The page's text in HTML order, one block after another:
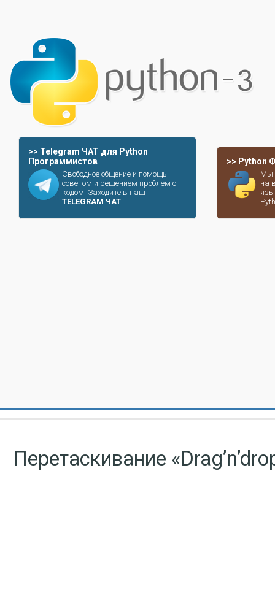
>> Telegram ЧАТ для Python
Программистов
Свободное общение и помощь
советом и решением проблем с
кодом! Заходите в наш
TELEGRAM ЧАТ!
>> Python
Мы
на
Перетаскивание